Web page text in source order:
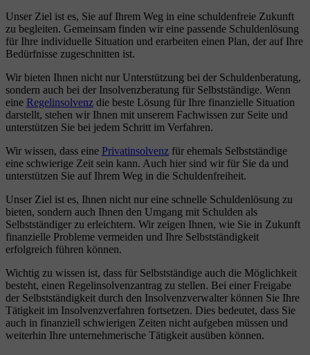
Unser Ziel ist es, Sie auf Ihrem Weg in eine schuldenfreie Zukunft
zu begleiten. Gemeinsam finden wir eine passende Schuldenlösung
für Ihre individuelle Situation und erarbeiten einen Plan, der auf Ihre
Bedürfnisse zugeschnitten ist.
Wir bieten Ihnen nicht nur Unterstützung bei der Schuldenberatung,
sondern auch bei der Insolvenzberatung für Selbstständige. Wenn
eine Regelinsolvenz die beste Lösung für Ihre finanzielle Situation
darstellt, stehen wir Ihnen mit unserem Fachwissen zur Seite und
unterstützen Sie bei jedem Schritt im Verfahren.
Wir wissen, dass eine Privatinsolvenz für ehemals Selbstständige
eine schwierige Zeit sein kann. Auch hier sind wir für Sie da und
unterstützen Sie auf Ihrem Weg in die Schuldenfreiheit.
Unser Ziel ist es, Ihnen nicht nur eine schnelle Schuldenlösung zu
bieten, sondern auch Ihnen den Umgang mit Schulden als
Selbstständiger zu erleichtern. Wir zeigen Ihnen, wie Sie in Zukunft
finanzielle Probleme vermeiden und Ihre Selbstständigkeit
erfolgreich führen können.
Wichtig zu wissen ist, dass für Selbstständige auch die Möglichkeit
besteht, einen Regelinsolvenzantrag zu stellen. Bei einer Freigabe
der Selbstständigkeit durch den Insolvenzverwalter können Sie Ihre
Tätigkeit im Insolvenzverfahren fortsetzen. Dies bedeutet, dass Sie
auch in finanziell schwierigen Zeiten nicht aufgeben müssen und
weiterhin Ihre unternehmerische Tätigkeit ausüben können.